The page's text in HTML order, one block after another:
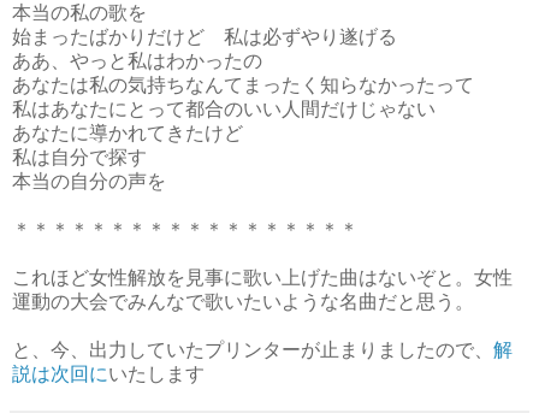
本当の私の歌を
始まったばかりだけど 私は必ずやり遂げる
ああ、やっと私はわかったの
あなたは私の気持ちなんてまったく知らなかったって
私はあなたにとって都合のいい人間だけじゃない
あなたに導かれてきたけど
私は自分で探す
本当の自分の声を
＊＊＊＊＊＊＊＊＊＊＊＊＊＊＊＊＊＊
これほど女性解放を見事に歌い上げた曲はないぞと。女性
運動の大会でみんなで歌いたいような名曲だと思う。
と、今、出力していたプリンターが止まりましたので、 解
説は次回にいたします